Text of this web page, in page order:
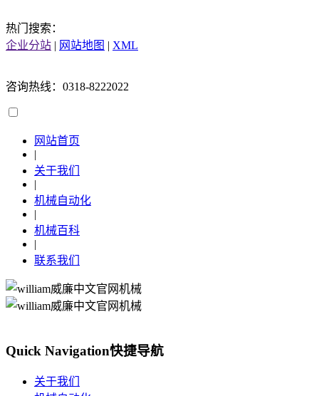
热门搜索：
企业分站 | 网站地图 | XML
咨询热线：0318-8222022
网站首页
|
关于我们
|
机械自动化
|
机械百科
|
联系我们
Quick Navigation快捷导航
关于我们